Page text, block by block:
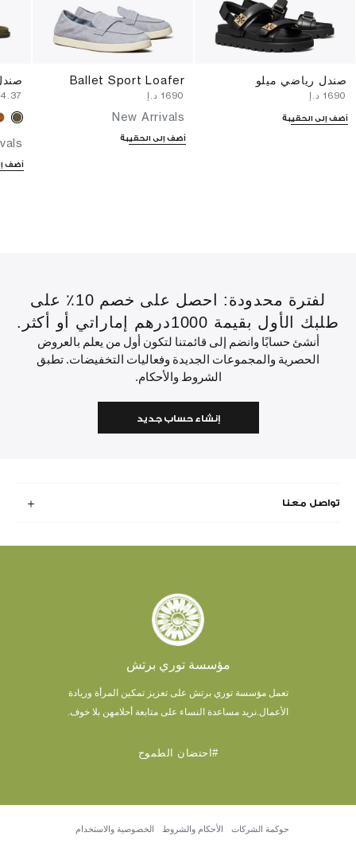
صندل رياضي ميلو
أضف إلى الحقيبة
Ballet Sport Loafer
New Arrivals
أضف إلى الحقيبة
أضف
لفترة محدودة: احصل على خصم 10٪ على
طلبك الأول بقيمة 1000درهم إماراتي أو أكثر.
أنشئ حسابًا وانضم إلى قائمتنا لتكون أول من يعلم بالعروض
الحصرية والمجموعات الجديدة وفعاليات التخفيضات. تطبق
الشروط والأحكام.
إنشاء حساب جديد
تواصل معنا
مؤسسة توري برتش
تعمل مؤسسة توري برتش على تعزيز تمكين المرأة وريادة
الأعمال. نريد مساعدة النساء على متابعة أحلامهن بلا خوف.
#احتضان الطموح
حوكمة الشركات الأحكام والشروط الخصوصية والاستخدام